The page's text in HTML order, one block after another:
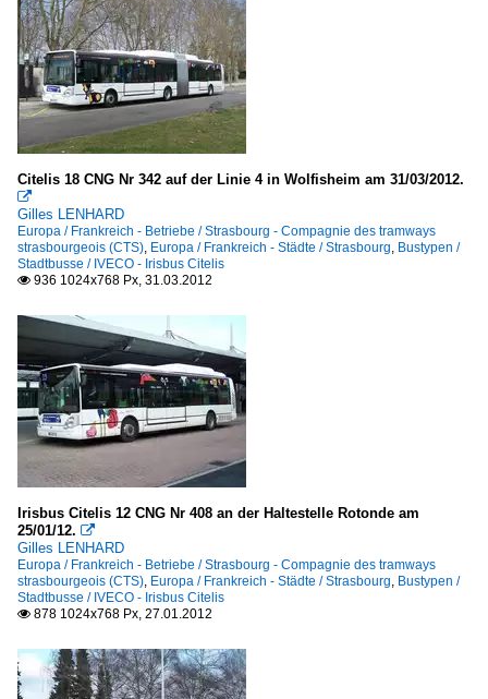
Citelis 18 CNG Nr 342 auf der Linie 4 in Wolfisheim am 31/03/2012.

Gilles LENHARD
Europa / Frankreich - Betriebe / Strasbourg - Compagnie des tramways
strasbourgeois (CTS), Europa / Frankreich - Städte / Strasbourg, Bustypen /
Stadtbusse / IVECO - Irisbus Citelis
 936 1024x768 Px, 31.03.2012
Irisbus Citelis 12 CNG Nr 408 an der Haltestelle Rotonde am
25/01/12. 
Gilles LENHARD
Europa / Frankreich - Betriebe / Strasbourg - Compagnie des tramways
strasbourgeois (CTS), Europa / Frankreich - Städte / Strasbourg, Bustypen /
Stadtbusse / IVECO - Irisbus Citelis
 878 1024x768 Px, 27.01.2012